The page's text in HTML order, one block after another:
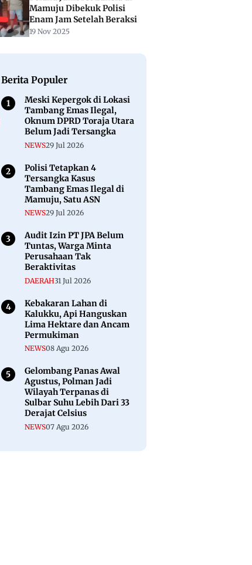
Mamuju Dibekuk Polisi
Enam Jam Setelah Beraksi
19 Nov 2025
Berita Populer
Meski Kepergok di Lokasi
Tambang Emas Ilegal,
Oknum DPRD Toraja Utara
Belum Jadi Tersangka
NEWS29 Jul 2026
Polisi Tetapkan 4
Tersangka Kasus
Tambang Emas Ilegal di
Mamuju, Satu ASN
NEWS29 Jul 2026
Audit Izin PT JPA Belum
Tuntas, Warga Minta
Perusahaan Tak
Beraktivitas
DAERAH31 Jul 2026
Kebakaran Lahan di
Kalukku, Api Hanguskan
Lima Hektare dan Ancam
Permukiman
NEWS08 Agu 2026
Gelombang Panas Awal
Agustus, Polman Jadi
Wilayah Terpanas di
Sulbar Suhu Lebih Dari 33
Derajat Celsius
NEWS07 Agu 2026